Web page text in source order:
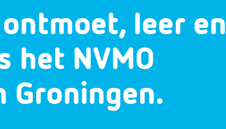
ontmoet, leer en
het NVMO
Groningen.